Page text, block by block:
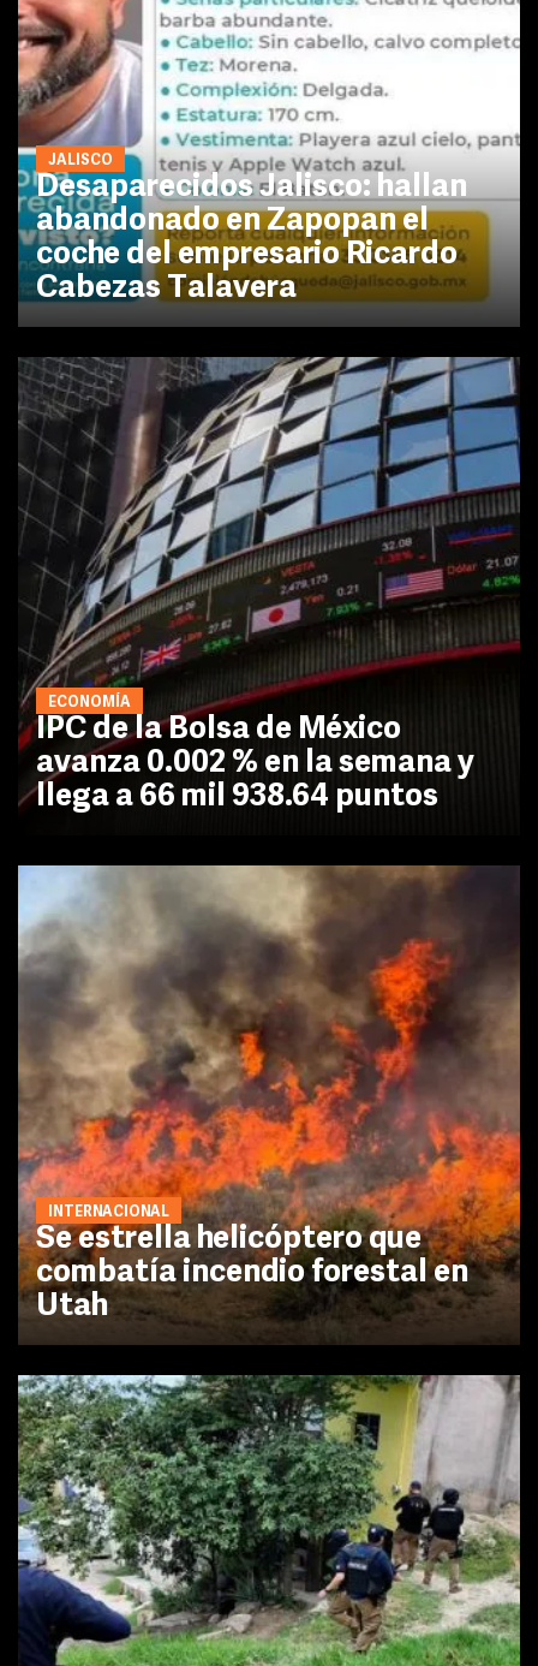
JALISCO
Desaparecidos Jalisco: hallan
abandonado en Zapopan el
coche del empresario Ricardo
Cabezas Talavera
ECONOMÍA
IPC de la Bolsa de México
avanza 0.002 % en la semana y
llega a 66 mil 938.64 puntos
INTERNACIONAL
Se estrella helicóptero que
combatía incendio forestal en
Utah